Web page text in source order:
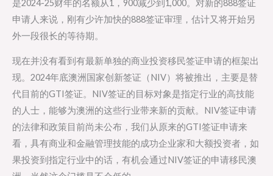
是2024-25财年的名额从1，900减少到1,000。对新的888签证
申请人来说，刚有少许加快的888签证审理，估计又将开始另
外一段很长的等待期。
现在并没有看到有最新单独的商业投资移民签证申请的框架出
现。2024年底澳洲国家创新签证（NIV）将被推出，主要是替
代目前的GTI签证。NIV签证的目标对象是指定行业的高技能
的人士，能够为澳洲的这些行业带来新的贡献。NIV签证申请
的法律和政策目前尚未公布，我们从原来的GTI签证申请来
看，具有商业和金融管理技能的成功企业家和大额投资者，如
果投资到指定行业中的话，有机会通过NIV签证的申请移民澳